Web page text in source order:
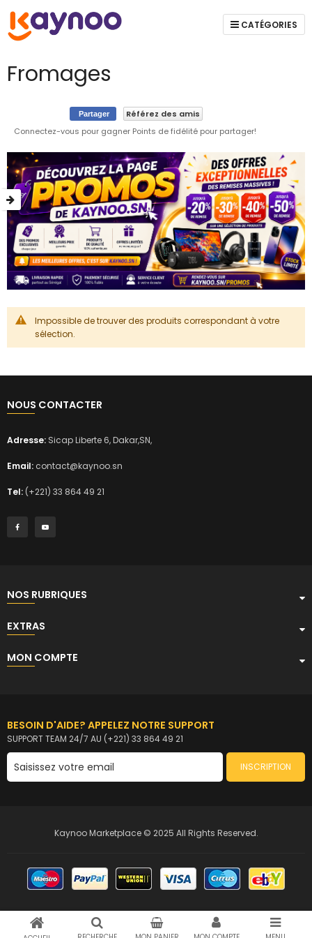
CATÉGORIES
Fromages
Partager
Référez des amis
Connectez-vous pour gagner Points de fidélité pour partager!
Impossible de trouver des produits correspondant à votre
sélection.
NOUS CONTACTER
Adresse: Sicap Liberte 6, Dakar,SN,
Email: contact@kaynoo.sn
Tel: (+221) 33 864 49 21
NOS RUBRIQUES
EXTRAS
MON COMPTE
BESOIN D'AIDE? APPELEZ NOTRE SUPPORT
SUPPORT TEAM 24/7 AU (+221) 33 864 49 21
INSCRIPTION
Kaynoo Marketplace © 2025 All Rights Reserved.